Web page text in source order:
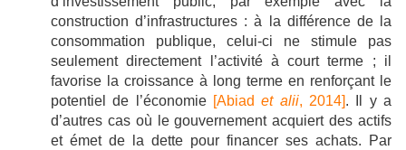
construction d’infrastructures : à la différence de la
consommation publique, celui-ci ne stimule pas
seulement directement l’activité à court terme ; il
favorise la croissance à long terme en renforçant le
potentiel de l’économie [Abiadet alii, 2014]. Il y a
d’autres cas où le gouvernement acquiert des actifs
et émet de la dette pour financer ses achats. Par